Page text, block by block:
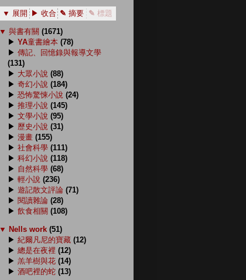
▼ 展開 ▶ 收合 ✎ 摘要 ✎ 標題
▼ 與書有關 (1671)
▶ YA童書繪本 (78)
▶ 傳記、回憶錄與報導文學
(131)
▶ 大眾小說 (88)
▶ 奇幻小說 (184)
▶ 恐怖驚悚小說 (24)
▶ 推理小說 (145)
▶ 文學小說 (95)
▶ 歷史小說 (31)
▶ 漫畫 (155)
▶ 社會科學 (111)
▶ 科幻小說 (118)
▶ 自然科學 (68)
▶ 輕小說 (236)
▶ 遊記散文評論 (71)
▶ 閱讀雜論 (28)
▶ 飲食相關 (108)
▼ Nells work (51)
▶ 紀爾凡尼的寶藏 (12)
▶ 總是在夜裡 (12)
▶ 羔羊樹與花 (14)
▶ 酒吧裡的蛇 (13)